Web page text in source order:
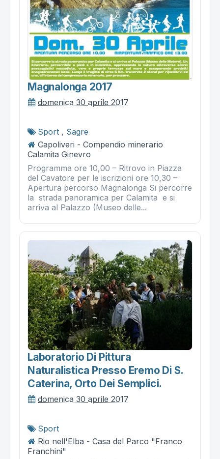
Magnalonga 2017
domenica 30 aprile 2017
Sport , Sagre
Capoliveri - Compendio minerario
Calamita Ginevro
Programma ore 10,00 – Ritrovo in Piazza
del Cavatore per le iscrizioni ore 10,30 –
Apertura percorso Magnalonga Si percorre
la strada panoramica per Calamita e si
arriva al Palazzo (Museo delle...
Laboratorio Di Pittura
Naturalistica Presso Eremo Di S.
Caterina, Orto Dei Semplici.
domenica 30 aprile 2017
Sport
Rio nell'Elba - Casa del Parco "Franco
Franchini"